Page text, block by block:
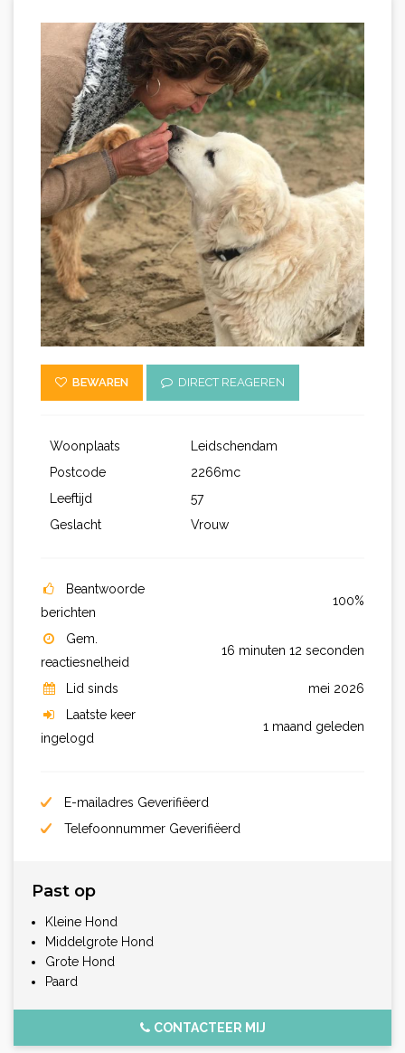
BEWAREN DIRECT REAGEREN
Woonplaats
Leidschendam
Postcode
2266mc
Leeftijd
57
Geslacht
Vrouw
Beantwoorde
berichten
100%
Gem.
reactiesnelheid
16 minuten 12 seconden
Lid sinds
mei 2026
Laatste keer
ingelogd
1 maand geleden
E-mailadres Geverifiëerd
Telefoonnummer Geverifiëerd
Past op
Kleine Hond
Middelgrote Hond
Grote Hond
Paard
CONTACTEER MIJ